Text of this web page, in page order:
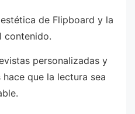
de Flipboard y la
contenido.
personalizadas y
que la lectura sea